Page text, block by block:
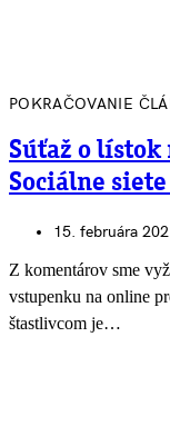
POKRAČOVANIE
Súťaž o
Sociálne
15. februára
Z komentárov sme
vstupenku na online
štastlivcom je…